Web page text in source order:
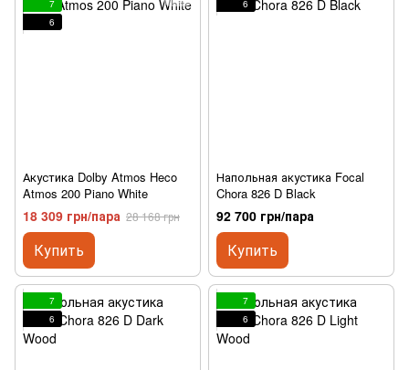
7
6
Акустика Dolby Atmos Heco
Atmos 200 Piano White
18 309 грн/пара 28 168 грн
Купить
6
Напольная акустика Focal
Chora 826 D Black
92 700 грн/пара
Купить
7
6
7
6